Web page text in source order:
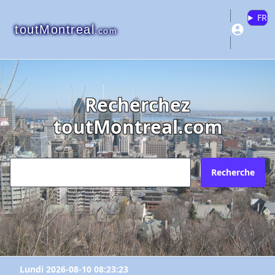
toutMontreal.com
FR
Recherchez
toutMontreal.com
Recherche
Lundi 2026-08-10 08:23:23